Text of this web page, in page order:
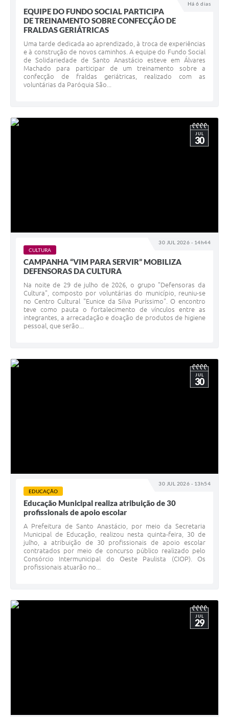
Há 6 dias
EQUIPE DO FUNDO SOCIAL PARTICIPA
DE TREINAMENTO SOBRE CONFECÇÃO DE
FRALDAS GERIÁTRICAS
Uma tarde dedicada ao aprendizado, à troca de experiências
e à construção de novos caminhos. A equipe do Fundo Social
de Solidariedade de Santo Anastácio esteve em Álvares
Machado para participar de um treinamento sobre a
confecção de fraldas geriátricas, realizado com as
voluntárias da Paróquia São...
30 JUL 2026 - 14h44
JUL
30
CULTURA
CAMPANHA “VIM PARA SERVIR” MOBILIZA
DEFENSORAS DA CULTURA
Na noite de 29 de julho de 2026, o grupo "Defensoras da
Cultura", composto por voluntárias do município, reuniu-se
no Centro Cultural "Eunice da Silva Puríssimo". O encontro
teve como pauta o fortalecimento de vínculos entre as
integrantes, a arrecadação e doação de produtos de higiene
pessoal, que serão...
30 JUL 2026 - 13h54
JUL
30
EDUCAÇÃO
Educação Municipal realiza atribuição de 30
profissionais de apoio escolar
A Prefeitura de Santo Anastácio, por meio da Secretaria
Municipal de Educação, realizou nesta quinta-feira, 30 de
julho, a atribuição de 30 profissionais de apoio escolar
contratados por meio de concurso público realizado pelo
Consórcio Intermunicipal do Oeste Paulista (CIOP). Os
profissionais atuarão no...
JUL
29